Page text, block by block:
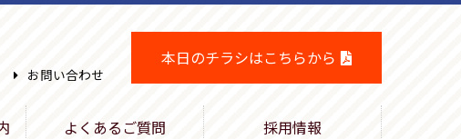
本日のチラシはこちらから
お問い合わせ
よくあるご質問 採用情報